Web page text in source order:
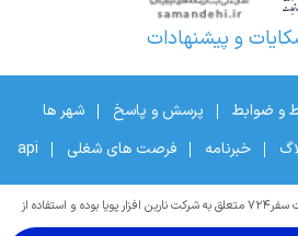
و پیشنهادات
و ضوابط پرسش و پاسخ
شهر ها
خبرنامه فرصت های شغلی api
© تمامی حقوق مادی و معنوی سایت سفر۷۲۴ متعلق به شرکت نارین افزار پویا بوده و استفاده از